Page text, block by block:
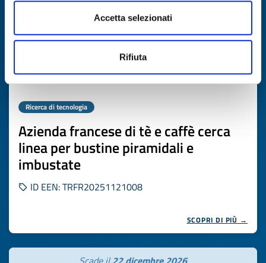
Accetta selezionati
Rifiuta
Ricerca di tecnologia
Azienda francese di tè e caffè cerca
linea per bustine piramidali e
imbustate
ID EEN: TRFR20251121008
SCOPRI DI PIÙ →